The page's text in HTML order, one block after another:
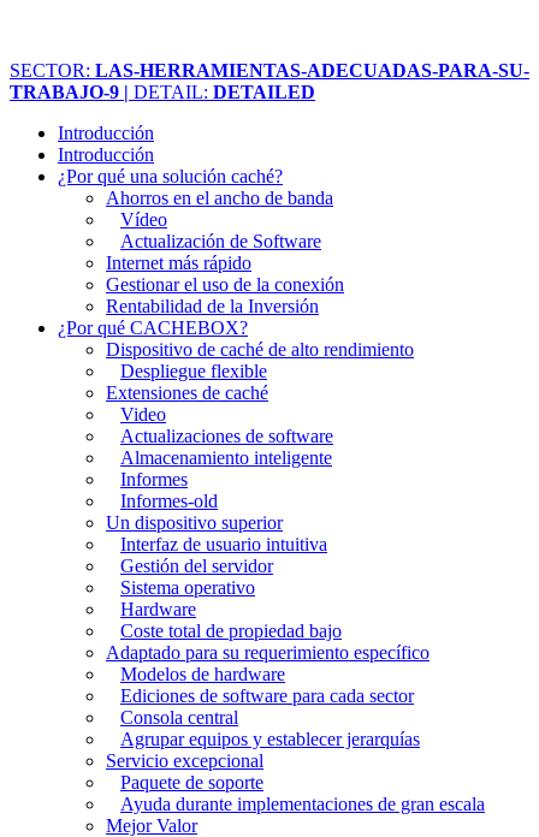
SECTOR: LAS-HERRAMIENTAS-ADECUADAS-PARA-SU-
TRABAJO-9 | DETAIL: DETAILED
Introducción
Introducción
¿Por qué una solución caché?
Ahorros en el ancho de banda
Vídeo
Actualización de Software
Internet más rápido
Gestionar el uso de la conexión
Rentabilidad de la Inversión
¿Por qué CACHEBOX?
Dispositivo de caché de alto rendimiento
Despliegue flexible
Extensiones de caché
Video
Actualizaciones de software
Almacenamiento inteligente
Informes
Informes-old
Un dispositivo superior
Interfaz de usuario intuitiva
Gestión del servidor
Sistema operativo
Hardware
Coste total de propiedad bajo
Adaptado para su requerimiento específico
Modelos de hardware
Ediciones de software para cada sector
Consola central
Agrupar equipos y establecer jerarquías
Servicio excepcional
Paquete de soporte
Ayuda durante implementaciones de gran escala
Mejor Valor